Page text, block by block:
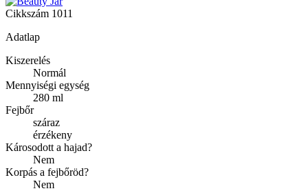
Cikkszám 1011
Adatlap
Kiszerelés
Normál
Mennyiségi egység
280 ml
Fejbőr
száraz
érzékeny
Károsodott a hajad?
Nem
Korpás a fejbőröd?
Nem